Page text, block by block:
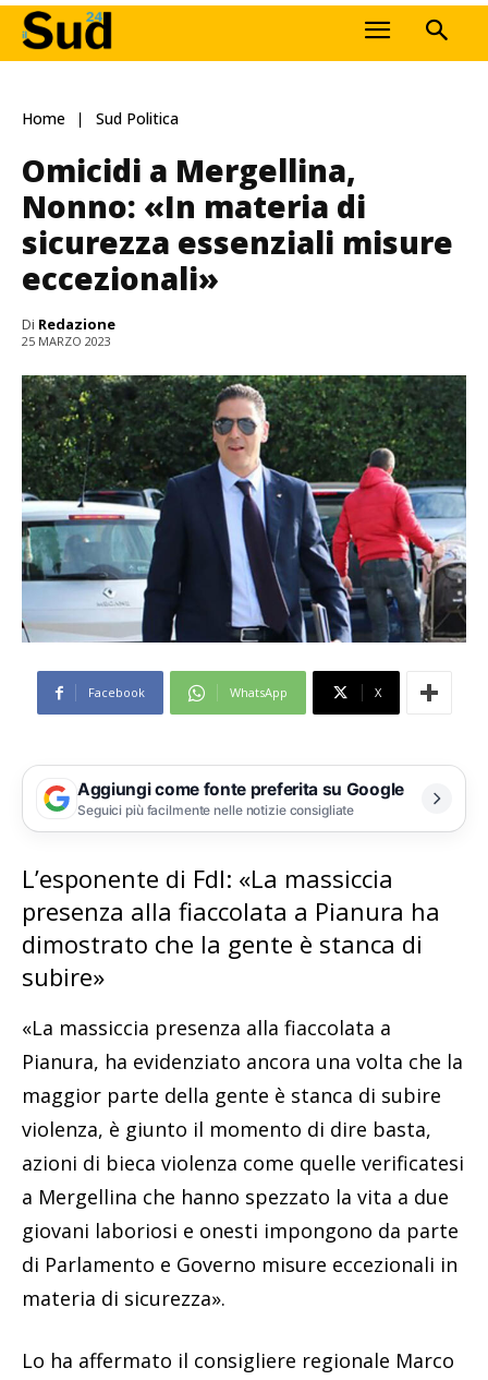
Home Sud Politica
Omicidi a Mergellina,
Nonno: «In materia di
sicurezza essenziali misure
eccezionali»
Di Redazione
25 MARZO 2023
Facebook WhatsApp X
Aggiungi come fonte preferita su Google
Seguici più facilmente nelle notizie consigliate
L’esponente di FdI: «La massiccia
presenza alla fiaccolata a Pianura ha
dimostrato che la gente è stanca di
subire»
«La massiccia presenza alla fiaccolata a
Pianura, ha evidenziato ancora una volta che la
maggior parte della gente è stanca di subire
violenza, è giunto il momento di dire basta,
azioni di bieca violenza come quelle verificatesi
a Mergellina che hanno spezzato la vita a due
giovani laboriosi e onesti impongono da parte
di Parlamento e Governo misure eccezionali in
materia di sicurezza».
Lo ha affermato il consigliere regionale Marco